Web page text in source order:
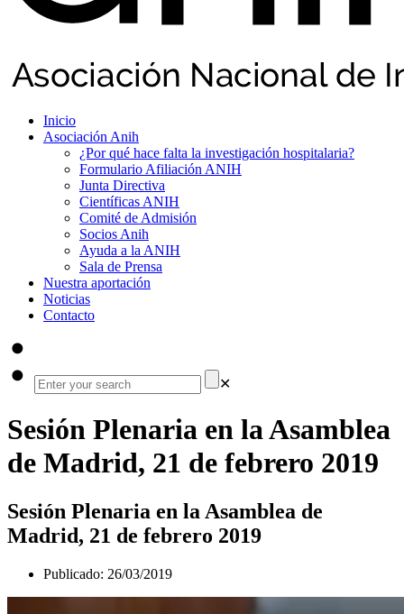
Inicio
Asociación Anih
¿Por qué hace falta la investigación hospitalaria?
Formulario Afiliación ANIH
Junta Directiva
Científicas ANIH
Comité de Admisión
Socios Anih
Ayuda a la ANIH
Sala de Prensa
Nuestra aportación
Noticias
Contacto
✕
Sesión Plenaria en la Asamblea
de Madrid, 21 de febrero 2019
Sesión Plenaria en la Asamblea de
Madrid, 21 de febrero 2019
Publicado: 26/03/2019